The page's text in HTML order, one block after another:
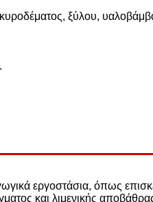
ξύλου,
εργοστάσια, όπως
και λιμενικής